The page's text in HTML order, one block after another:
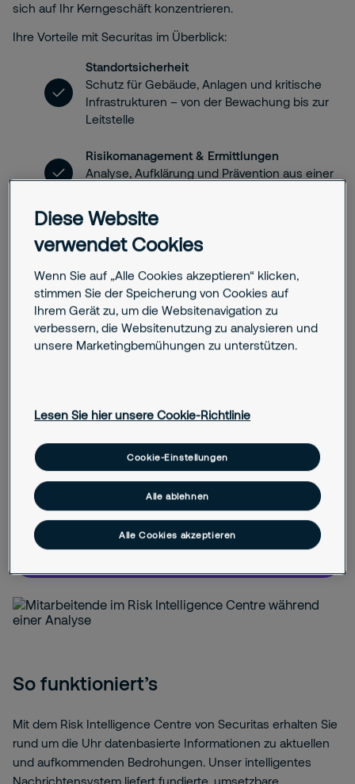
sich auf Ihr Kerngeschäft konzentrieren.
Ihre Vorteile mit Securitas im Überblick:
Standortsicherheit
Schutz für Gebäude, Anlagen und kritische
Infrastrukturen – von der Bewachung bis zur
Leitstelle
Risikomanagement & Ermittlungen
Analyse, Aufklärung und Prävention aus einer
Marken- & Reputationsschutz
Frühzeitige Erkennung und Abwehr von
Krisen- & Vorfallmanagement
Strukturierte Vorbereitung und Unterstützung
im Ernstfall – weltweit skalierbar
Setzen Sie auf Sicherheit, die mitdenkt. Kontaktieren Sie uns
für ein individuelles Sicherheitskonzept, das Ihre Risiken
ganzheitlich adressiert und Ihre Organisation nachhaltig
schützt.
So funktioniert’s
Mit dem Risk Intelligence Centre von Securitas erhalten Sie
rund um die Uhr datenbasierte Informationen zu aktuellen
und aufkommenden Bedrohungen. Unser intelligentes
Nachrichtensystem liefert fundierte, umsetzbare
Diese Website
verwendet Cookies
Wenn Sie auf „Alle Cookies akzeptieren“ klicken,
stimmen Sie der Speicherung von Cookies auf
Ihrem Gerät zu, um die Websitenavigation zu
verbessern, die Websitenutzung zu analysieren und
unsere Marketingbemühungen zu unterstützen.
Lesen Sie hier unsere Cookie-Richtlinie
Cookie-Einstellungen
Alle ablehnen
Alle Cookies akzeptieren